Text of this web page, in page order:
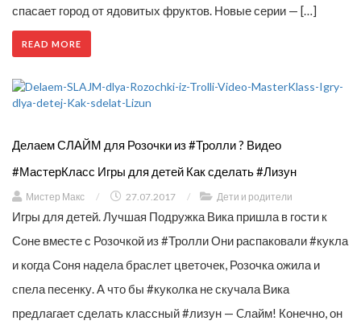
спасает город от ядовитых фруктов. Новые серии — […]
READ MORE
Делаем СЛАЙМ для Розочки из #Тролли ? Видео
#МастерКласс Игры для детей Как сделать #Лизун
Мистер Макс / 27.07.2017 / Дети и родители
Игры для детей. Лучшая Подружка Вика пришла в гости к
Соне вместе с Розочкой из #Тролли Они распаковали #кукла
и когда Соня надела браслет цветочек, Розочка ожила и
спела песенку. А что бы #куколка не скучала Вика
предлагает сделать классный #лизун — Cлайм! Конечно, он